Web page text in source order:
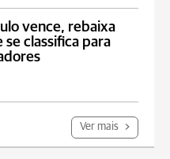
vence, rebaixa
se classifica para
Ver mais